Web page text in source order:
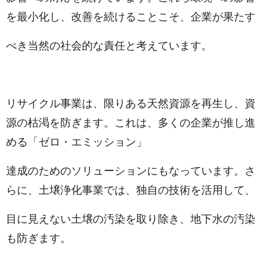
を最小化し、改善を続けることこそ、企業が果たす
べき当然の社会的な責任と考えています。
リサイクル事業は、限りある天然資源を再生し、資
源の枯渇を防ぎます。これは、多くの企業が推し進
める「ゼロ・エミッション」
達成のためのソリューションにもなっています。 さ
らに、土壌浄化事業では、独自の技術を活用して、
目に見えない土壌の汚染を取り除き、地下水の汚染
も防ぎます。